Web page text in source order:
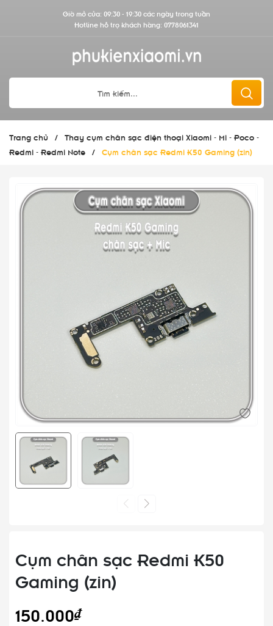
Giờ mở cửa: 09:30 - 19:30 các ngày trong tuần
Hotline hỗ trợ khách hàng: 0778061341
Trang chủ / Thay cụm chân sạc điện thoại Xiaomi - Mi - Poco -
Redmi - Redmi Note / Cụm chân sạc Redmi K50 Gaming (zin)
Cụm chân sạc Redmi K50
Gaming (zin)
150.000₫